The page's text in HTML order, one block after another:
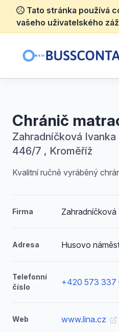
Tato stránka používá
vašeho uživatelského
Chránič
Zahradníčková
446/7 , Kroměříž
Kvalitní ručně vyráběný
Firma
Adresa Husovo
Telefonní
číslo
+420 573 337
Web www.lina.cz